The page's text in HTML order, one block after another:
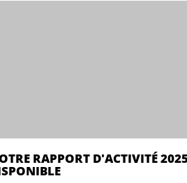
RAPPORT D'ACTIVITÉ